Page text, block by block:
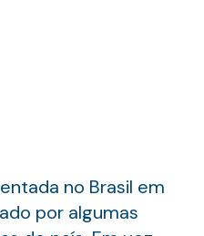
no Brasil em
por algumas